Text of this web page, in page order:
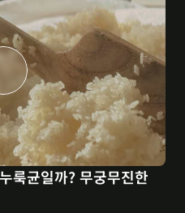
룩균일까? 무궁무진한